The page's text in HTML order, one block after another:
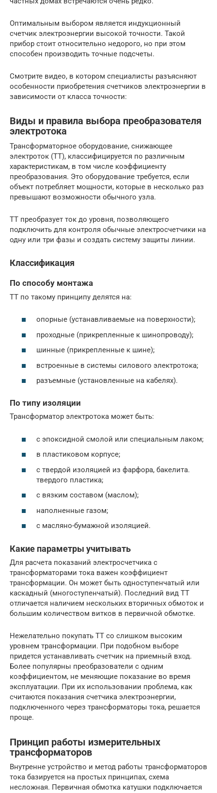
Оптимальным выбором является индукционный
счетчик электроэнергии высокой точности. Такой
прибор стоит относительно недорого, но при этом
способен производить точные подсчеты.
Смотрите видео, в котором специалисты разъясняют
особенности приобретения счетчиков электроэнергии в
зависимости от класса точности:
Виды и правила выбора преобразователя
электротока
Трансформаторное оборудование, снижающее
электроток (ТТ), классифицируется по различным
характеристикам, в том числе коэффициенту
преобразования. Это оборудование требуется, если
объект потребляет мощности, которые в несколько раз
превышают возможности обычного узла.
ТТ преобразует ток до уровня, позволяющего
подключить для контроля обычные электросчетчики на
одну или три фазы и создать систему защиты линии.
Классификация
По способу монтажа
ТТ по такому принципу делятся на:
опорные (устанавливаемые на поверхности);
проходные (прикрепленные к шинопроводу);
шинные (прикрепленные к шине);
встроенные в системы силового электротока;
разъемные (установленные на кабелях).
По типу изоляции
Трансформатор электротока может быть:
с эпоксидной смолой или специальным лаком;
в пластиковом корпусе;
с твердой изоляцией из фарфора, бакелита.
твердого пластика;
с вязким составом (маслом);
наполненные газом;
с масляно-бумажной изоляцией.
Какие параметры учитывать
Для расчета показаний электросчетчика с
трансформаторами тока важен коэффициент
трансформации. Он может быть одноступенчатый или
каскадный (многоступенчатый). Последний вид ТТ
отличается наличием нескольких вторичных обмоток и
большим количеством витков в первичной обмотке.
Нежелательно покупать ТТ со слишком высоким
уровнем трансформации. При подобном выборе
придется устанавливать счетчик на приемный вход.
Более популярны преобразователи с одним
коэффициентом, не меняющие показание во время
эксплуатации. При их использовании проблема, как
считаются показания счетчика электроэнергии,
подключенного через трансформаторы тока, решается
проще.
Принцип работы измерительных
трансформаторов
Внутренне устройство и метод работы трансформаторов
тока базируется на простых принципах, схема
несложная. Первичная обмотка катушки подключается